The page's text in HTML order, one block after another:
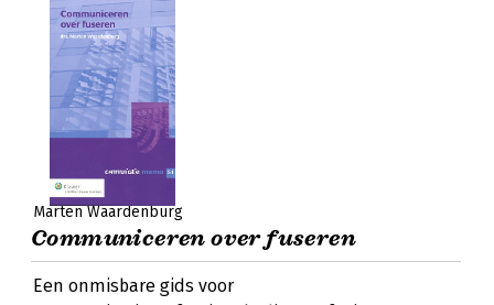
Marten Waardenburg
Communiceren over fuseren
Een onmisbare gids voor